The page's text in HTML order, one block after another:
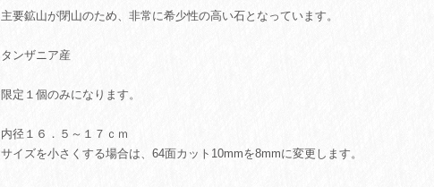
主要鉱山が閉山のため、非常に希少性の高い石となっています。
タンザニア産
限定１個のみになります。
内径１６．５～１７ｃｍ
サイズを小さくする場合は、64面カット10mmを8mmに変更します。